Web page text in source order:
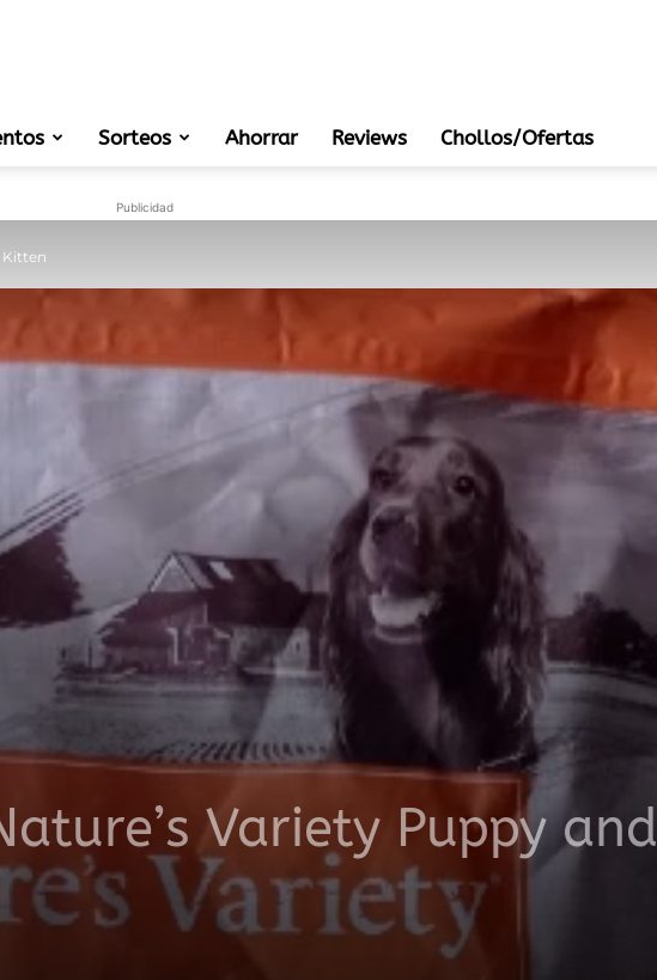
muestras
gratis
productos
a
domicilio
Sorteos Ahorrar Reviews Chollos/Ofertas
Publicidad
Kitten
Variety Puppy and